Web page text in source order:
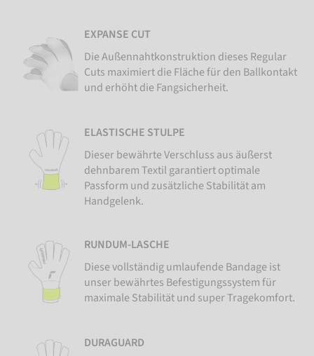
EXPANSE CUT
Die Außennahtkonstruktion dieses Regular
Cuts maximiert die Fläche für den Ballkontakt
und erhöht die Fangsicherheit.
ELASTISCHE STULPE
Dieser bewährte Verschluss aus äußerst
dehnbarem Textil garantiert optimale
Passform und zusätzliche Stabilität am
Handgelenk.
RUNDUM-LASCHE
Diese vollständig umlaufende Bandage ist
unser bewährtes Befestigungssystem für
maximale Stabilität und super Tragekomfort.
DURAGUARD